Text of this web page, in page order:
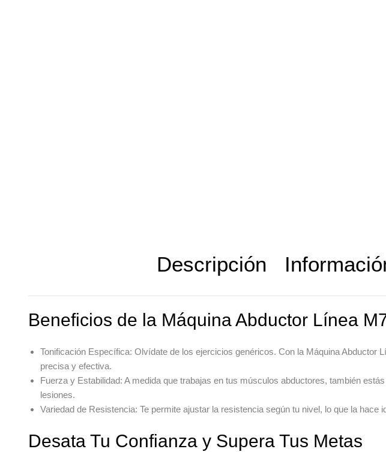
Descripción
Beneficios de la Máquina Abductor Línea
Tonificación Específica: Olvídate de los ejercicios genéricos. Con la Máquina Abductor
precisa y efectiva.
Fuerza y Estabilidad: A medida que trabajas en tus músculos abductores, también
lesiones.
Variedad de Resistencia: Te permite ajustar la resistencia según tu nivel, lo que la
Desata Tu Confianza y Supera Tus Metas